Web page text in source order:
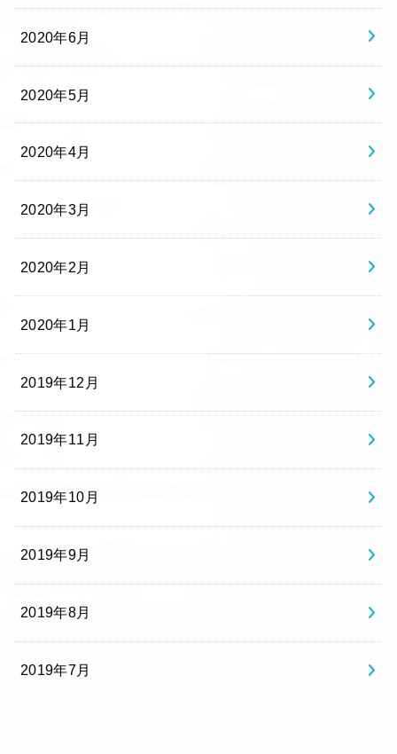
2020年6月
2020年5月
2020年4月
2020年3月
2020年2月
2020年1月
2019年12月
2019年11月
2019年10月
2019年9月
2019年8月
2019年7月